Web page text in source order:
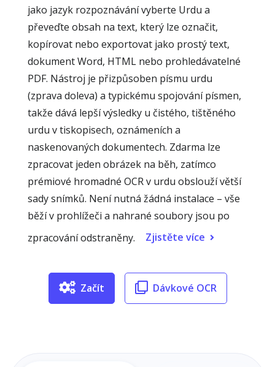
jako jazyk rozpoznávání vyberte Urdu a
převeďte obsah na text, který lze označit,
kopírovat nebo exportovat jako prostý text,
dokument Word, HTML nebo prohledávatelné
PDF. Nástroj je přizpůsoben písmu urdu
(zprava doleva) a typickému spojování písmen,
takže dává lepší výsledky u čistého, tištěného
urdu v tiskopisech, oznámeních a
naskenovaných dokumentech. Zdarma lze
zpracovat jeden obrázek na běh, zatímco
prémiové hromadné OCR v urdu obslouží větší
sady snímků. Není nutná žádná instalace – vše
běží v prohlížeči a nahrané soubory jsou po
zpracování odstraněny.
Zjistěte více
Začít Dávkové OCR